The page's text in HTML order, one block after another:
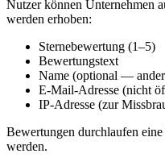
Nutzer können Unternehmen
werden erhoben:
Sternebewertung (1–5)
Bewertungstext
Name (optional —
E-Mail-Adresse (nicht
IP-Adresse (zur
Bewertungen durchlaufen
werden.